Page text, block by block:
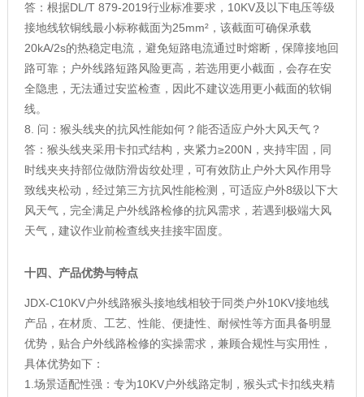
答：根据DL/T 879-2019行业标准要求，10KV及以下电压等级
接地线软铜线最小标称截面为25mm²，该截面可确保承载
20kA/2s的热稳定电流，避免短路电流通过时熔断，保障接地回
路可靠；户外线路短路风险更高，若选用更小截面，会存在安
全隐患，无法通过安监检查，因此不建议选用更小截面的软铜
线。
8. 问：猴头线夹的抗风性能如何？能否适应户外大风天气？
答：猴头线夹采用卡扣式结构，夹紧力≥200N，夹持牢固，同
时线夹夹持部位做防滑齿纹处理，可有效防止户外大风作用导
致线夹松动，经过第三方抗风性能检测，可适应户外8级以下大
风天气，完全满足户外线路检修的抗风需求，若遇到极端大风
天气，建议作业前检查线夹挂接牢固度。
十四、产品优势与特点
JDX-C10KV户外线路猴头接地线相较于同类户外10KV接地线
产品，在材质、工艺、性能、便捷性、耐候性等方面具备明显
优势，贴合户外线路检修的实操需求，兼顾合规性与实用性，
具体优势如下：
1.场景适配性强：专为10KV户外线路定制，猴头式卡扣线夹精